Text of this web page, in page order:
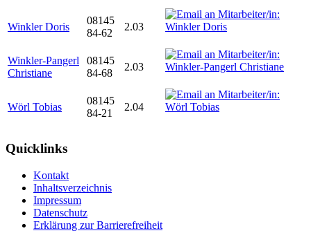
Winkler Doris
08145
84-62
2.03
Winkler-Pangerl
Christiane
08145
84-68
2.03
Wörl Tobias
08145
84-21
2.04
Quicklinks
Kontakt
Inhaltsverzeichnis
Impressum
Datenschutz
Erklärung zur Barrierefreiheit